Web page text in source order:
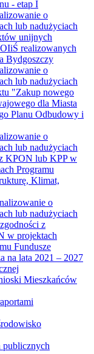
- etap I
o
lub nadużyciach
unijnych
realizowanych
Bydgoszczy
o
lub nadużyciach
"Zakup nowego
dla Miasta
Planu Odbudowy i
o
lub nadużyciach
KPON lub KPP w
Programu
Klimat,
o
lub nadużyciach
z
w projektach
Fundusze
na lata 2021 – 2027
Mieszkańców
publicznych